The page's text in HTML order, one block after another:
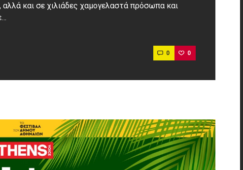
και σε χιλιάδες χαμογελαστά πρόσωπα και
0 0